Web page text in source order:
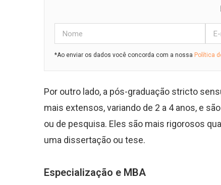
*Ao enviar os dados você concorda com a nossa Política
Por outro lado, a pós-graduação stricto
mais extensos, variando de 2 a 4 anos, e
ou de pesquisa. Eles são mais rigorosos
uma dissertação ou tese.
Especialização e MBA